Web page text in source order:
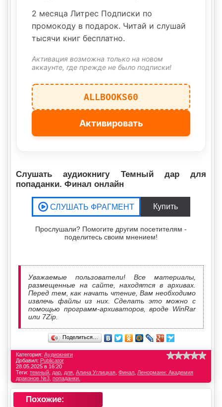
2 месяца Литрес Подписки по
промокоду в подарок. Читай и слушай
тысячи книг бесплатно.
Активация возможна только на новом
аккаунте, где прежде не было подписки!
ALLBOOKS60
Активировать
Слушать аудиокнигу Темный дар для
попаданки. Финал онлайн
Прослушали? Помогите другим посетителям -
поделитесь своим мнением!
Уважаемые пользователи! Все материалы,
размещенные на сайте, находятся в архивах.
Перед тем, как начать чтение, Вам необходимо
извлечь файлы из них. Сделать это можно с
помощью программ-архиваторов, вроде WinRar
или 7Zip.
Поделиться…
Категория: Аудиокниги
Добавил: Publicator
28.05.2025 в 16:20
Теги: темный дар для Алина Углицкая Финал Ленорманн: Академия
драконов №3 попаданки.
Похожие: